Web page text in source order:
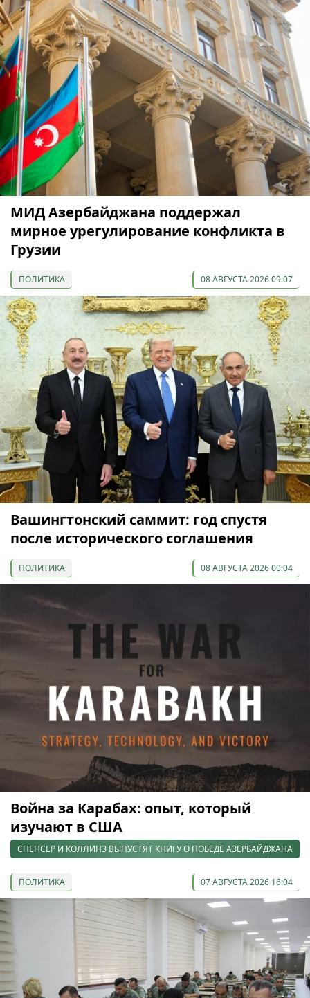
МИД Азербайджана поддержал
мирное урегулирование конфликта в
Грузии
ПОЛИТИКА 08 АВГУСТА 2026 09:07
Вашингтонский саммит: год спустя
после исторического соглашения
ПОЛИТИКА 08 АВГУСТА 2026 00:04
Война за Карабах: опыт, который
изучают в США
СПЕНСЕР И КОЛЛИНЗ ВЫПУСТЯТ КНИГУ О ПОБЕДЕ АЗЕРБАЙДЖАНА
ПОЛИТИКА 07 АВГУСТА 2026 16:04